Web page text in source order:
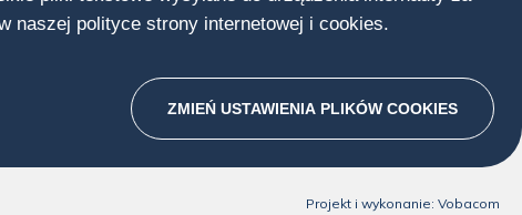
środkowa
Projekt i wykonanie: Vobacom
naszej polityce strony internetowej i cookiesOtworzy
w
nowej
karcie
.
ZMIEŃ USTAWIENIA PLIKÓW COOKIES